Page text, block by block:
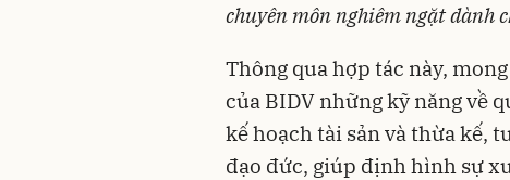
chuyên môn nghiêm ngặt dành
Thông qua hợp tác này,
của BIDV những kỹ năng về
kế hoạch tài sản và thừa kế,
đạo đức, giúp định hình sự